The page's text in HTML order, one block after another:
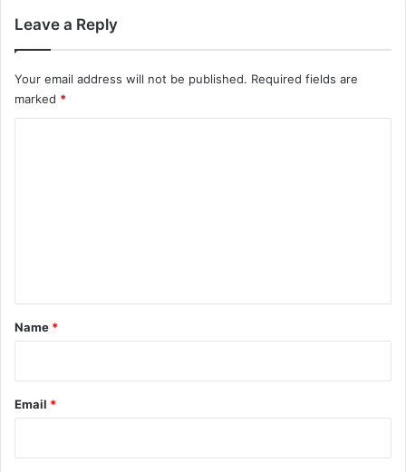
Leave a Reply
Your email address will not be published. Required fields are
marked *
*
Name *
Email *